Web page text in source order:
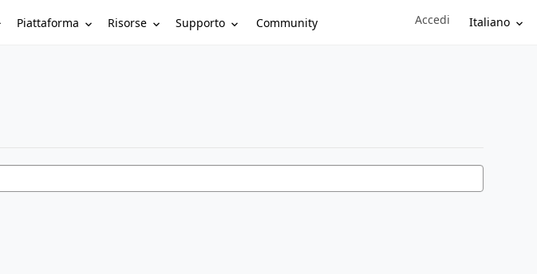
Piattaforma Risorse Supporto Community Sign in to your account
Accedi Italiano